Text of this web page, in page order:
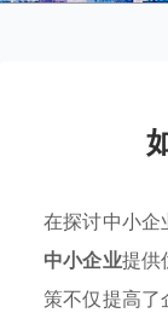
在探讨中小
中小企业提供
策不仅提高